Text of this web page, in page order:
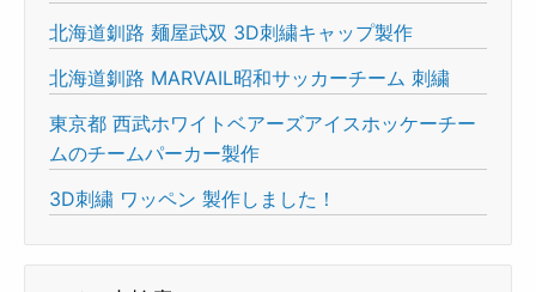
北海道釧路 麺屋武双 3D刺繍キャップ製作
北海道釧路 MARVAIL昭和サッカーチーム 刺繍
東京都 西武ホワイトベアーズアイスホッケーチー
ムのチームパーカー製作
3D刺繍 ワッペン 製作しました！